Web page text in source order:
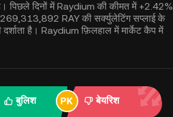
पिछले दिनों में Raydium की कीमत में +2.42%
RAY की सर्क्युलेटिंग सप्लाई के
है। Raydium फ़िलहाल में मार्केट कैप में
बुलिश बेयरिश